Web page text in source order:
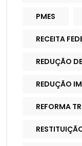
PMES
RECEITA
REDUÇÃO
REDUÇÃO
REFORMA